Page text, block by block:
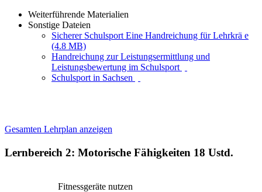
Weiterführende Materialien
Sonstige Dateien
Sicherer Schulsport Eine Handreichung für Lehrkrä e
(4.8 MB)
Handreichung zur Leistungsermittlung und
Leistungsbewertung im Schulsport
Schulsport in Sachsen
Gesamten Lehrplan anzeigen
Lernbereich 2: Motorische Fähigkeiten 18 Ustd.
Fitnessgeräte nutzen